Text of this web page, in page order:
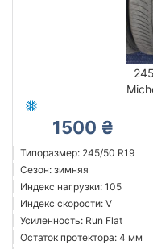
1500 ₴
Типоразмер: 245/50 R19
Сезон: зимняя
Индекс нагрузки: 105
Индекс скорости: V
Усиленность: Run Flat
Остаток протектора: 4 мм